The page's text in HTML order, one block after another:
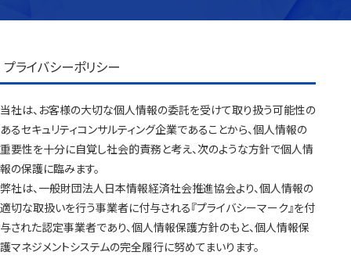
プライバシーポリシー
当社は、お客様の大切な個人情報の委託を受けて取り扱う可能性の
あるセキュリティコンサルティング企業であることから、個人情報の
重要性を十分に自覚し社会的責務と考え、次のような方針で個人情
報の保護に臨みます。
弊社は、一般財団法人日本情報経済社会推進協会より、個人情報の
適切な取扱いを行う事業者に付与される『プライバシーマーク』を付
与された認定事業者であり、個人情報保護方針のもと、個人情報保
護マネジメントシステムの完全履行に努めてまいります。